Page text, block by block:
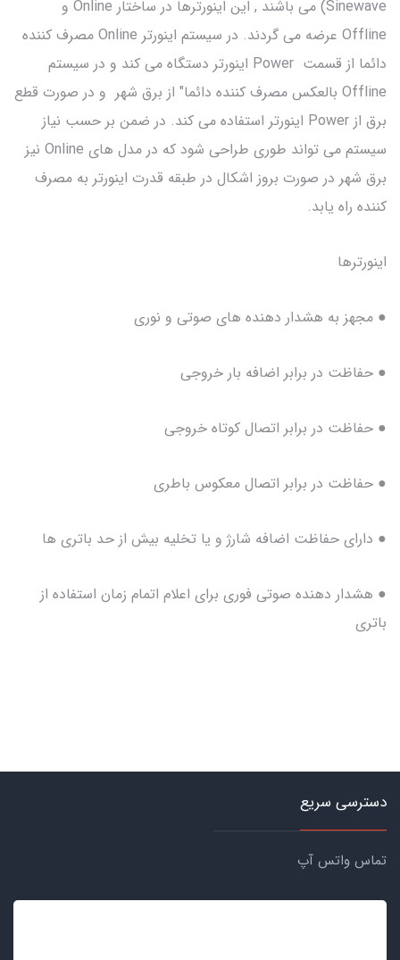
Sinewave) می باشند , این اینورترها در ساختار Online و
Offline عرضه می گردند. در سیستم اینورتر Online مصرف کننده
دائما از قسمت Power اینورتر دستگاه می کند و در سیستم
Offline بالعکس مصرف کننده دائما" از برق شهر و در صورت قطع
برق از Power اینورتر استفاده می کند. در ضمن بر حسب نیاز
سیستم می تواند طوری طراحی شود که در مدل های Online نیز
برق شهر در صورت بروز اشکال در طبقه قدرت اینورتر به مصرف
کننده راه یابد.
اینورترها
● مجهز به هشدار دهنده های صوتی و نوری
● حفاظت در برابر اضافه بار خروجی
● حفاظت در برابر اتصال کوتاه خروجی
● حفاظت در برابر اتصال معکوس باطری
● دارای حفاظت اضافه شارژ و یا تخلیه بیش از حد باتری ها
● هشدار دهنده صوتی فوری برای اعلام اتمام زمان استفاده از
باتری
دسترسی سریع
تماس واتس آپ